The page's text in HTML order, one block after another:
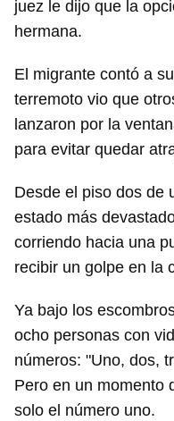
juez le dijo que la
hermana.
El migrante contó a
terremoto vio que
lanzaron por la
para evitar quedar
Desde el piso dos de
estado más
corriendo hacia una
recibir un golpe en la
Ya bajo los
ocho personas con
números: "Uno, dos,
Pero en un momento
solo el número uno.